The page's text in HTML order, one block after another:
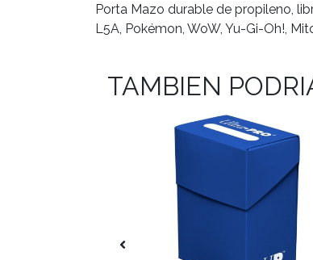
Porta Mazo durable de propileno,
L5A, Pokémon, WoW, Yu-Gi-Oh!,
TAMBIEN